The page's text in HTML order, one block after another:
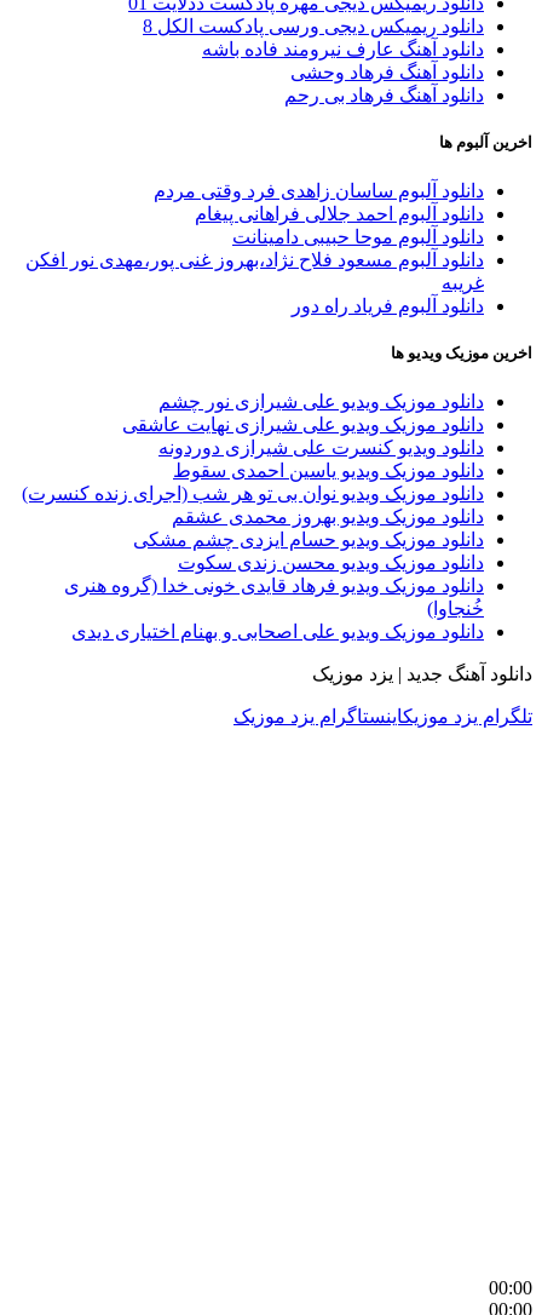
دانلود ریمیکس دیجی ورسی پادکست الکل 8
دانلود آهنگ عارف نیرومند فاده باشه
دانلود آهنگ فرهاد وحشی
دانلود آهنگ فرهاد بی رحم
اخرین آلبوم ها
دانلود آلبوم ساسان زاهدی فرد وقتی مردم
دانلود آلبوم احمد جلالی فراهانی پیغام
دانلود آلبوم موحا حبیبی دامینانت
دانلود آلبوم مسعود فلاح نژاد،بهروز غنی پور،مهدی نور افکن
غریبه
دانلود آلبوم فریاد راه دور
اخرین موزیک ویدیو ها
دانلود موزیک ویدیو علی شیرازی نور چشم
دانلود موزیک ویدیو علی شیرازی نهایت عاشقی
دانلود ویدیو کنسرت علی شیرازی دوردونه
دانلود موزیک ویدیو یاسین احمدی سقوط
دانلود موزیک ویدیو نوان بی تو هر شب (اجرای زنده کنسرت)
دانلود موزیک ویدیو بهروز محمدی عشقم
دانلود موزیک ویدیو حسام ایزدی چشم مشکی
دانلود موزیک ویدیو محسن زندی سکوت
دانلود موزیک ویدیو فرهاد قایدی خونی خدا (گروه هنری
خُنجاوا)
دانلود موزیک ویدیو علی اصحابی و بهنام اختیاری دیدی
دانلود آهنگ جدید | یزد موزیک
تلگرام یزد موزیکاینستاگرام یزد موزیک
00:00
00:00